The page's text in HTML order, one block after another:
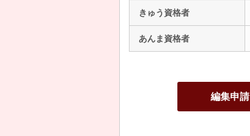
きゅう資格者
あんま資格者
編集申請